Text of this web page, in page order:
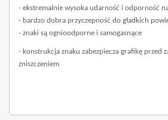
- ekstremalnie wysoka udarność i odporność
- bardzo dobra przyczepność do gładkich
- znaki są ognioodporne i samogasnące
- konstrukcja znaku zabezpiecza grafikę przed
zniszczeniem